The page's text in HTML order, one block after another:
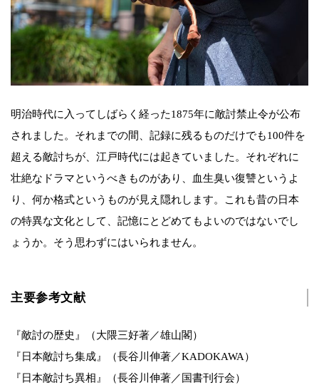
明治時代に入ってしばらく経った1875年に敵討禁止令が公布
されました。それまでの間、記録に残るものだけでも100件を
超える敵討ちが、江戸時代には起きていました。それぞれに
壮絶なドラマというべきものがあり、血生臭い復讐というよ
り、何か格式というものが見え隠れします。これも昔の日本
の特異な文化として、記憶にとどめてもよいのではないでし
ょうか。そう思わずにはいられません。
主要参考文献
『敵討の歴史』（大隈三好著／雄山閣）
『日本敵討ち集成』（長谷川伸著／KADOKAWA）
『日本敵討ち異相』（長谷川伸著／国書刊行会）